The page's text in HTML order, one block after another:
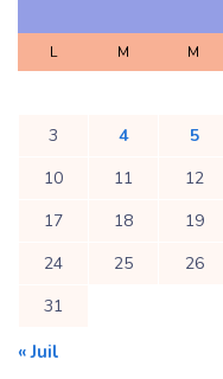
L M M
3
4 5
10
11 12
17
18 19
24
25 26
31
« Juil